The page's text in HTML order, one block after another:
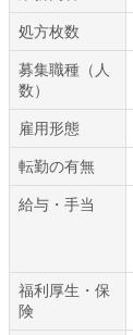
処方枚数
募集職種（人
数）
雇用形態
転勤の有無
給与・手当
福利厚生・保
険